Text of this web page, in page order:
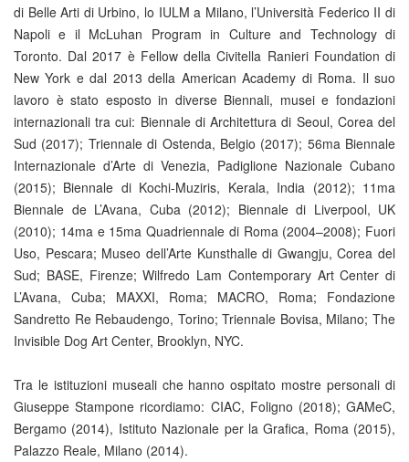
di Belle Arti di Urbino, lo IULM a Milano, l’Università Federico II di
Napoli e il McLuhan Program in Culture and Technology di
Toronto. Dal 2017 è Fellow della Civitella Ranieri Foundation di
New York e dal 2013 della American Academy di Roma. Il suo
lavoro è stato esposto in diverse Biennali, musei e fondazioni
internazionali tra cui: Biennale di Architettura di Seoul, Corea del
Sud (2017); Triennale di Ostenda, Belgio (2017); 56ma Biennale
Internazionale d’Arte di Venezia, Padiglione Nazionale Cubano
(2015); Biennale di Kochi-Muziris, Kerala, India (2012); 11ma
Biennale de L’Avana, Cuba (2012); Biennale di Liverpool, UK
(2010); 14ma e 15ma Quadriennale di Roma (2004–2008); Fuori
Uso, Pescara; Museo dell’Arte Kunsthalle di Gwangju, Corea del
Sud; BASE, Firenze; Wilfredo Lam Contemporary Art Center di
L’Avana, Cuba; MAXXI, Roma; MACRO, Roma; Fondazione
Sandretto Re Rebaudengo, Torino; Triennale Bovisa, Milano; The
Invisible Dog Art Center, Brooklyn, NYC.
Tra le istituzioni museali che hanno ospitato mostre personali di
Giuseppe Stampone ricordiamo: CIAC, Foligno (2018); GAMeC,
Bergamo (2014), Istituto Nazionale per la Grafica, Roma (2015),
Palazzo Reale, Milano (2014).